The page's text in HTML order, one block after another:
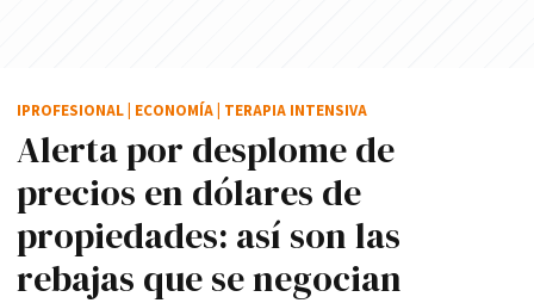
Alerta por desplome de
precios en dólares de
propiedades: así son las
rebajas que se negocian
IPROFESIONAL ECONOMÍA TERAPIA INTENSIVA